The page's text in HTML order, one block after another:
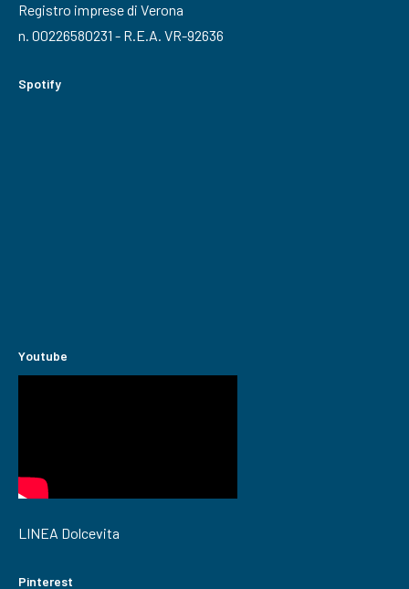
Registro imprese di Verona
n. 00226580231 - R.E.A. VR-92636
Spotify
Youtube
LINEA Dolcevita
Pinterest